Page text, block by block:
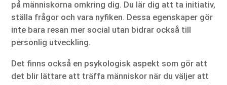
på människorna omkring dig. Du lär dig att ta initiativ,
ställa frågor och vara nyfiken. Dessa egenskaper gör
inte bara resan mer social utan bidrar också till
personlig utveckling.
Det finns också en psykologisk aspekt som gör att
det blir lättare att träffa människor när du väljer att